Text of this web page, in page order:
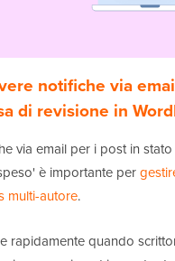
notifiche via
di revisione in
via email per i post in
è importante per
multi-autore.
rapidamente quando